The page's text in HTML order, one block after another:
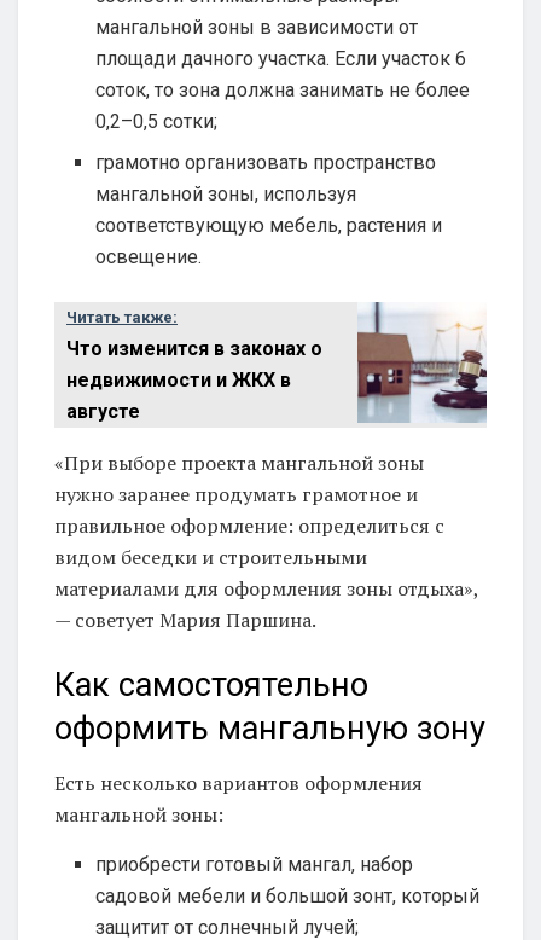
мангальной зоны в зависимости от
площади дачного участка. Если участок 6
соток, то зона должна занимать не более
0,2–0,5 сотки;
грамотно организовать пространство
мангальной зоны, используя
соответствующую мебель, растения и
освещение.
Читать также:
Что изменится в законах о
недвижимости и ЖКХ в
августе
«При выборе проекта мангальной зоны
нужно заранее продумать грамотное и
правильное оформление: определиться с
видом беседки и строительными
материалами для оформления зоны отдыха»,
— советует Мария Паршина.
Как самостоятельно
оформить мангальную зону
Есть несколько вариантов оформления
мангальной зоны:
приобрести готовый мангал, набор
садовой мебели и большой зонт, который
защитит от солнечный лучей;